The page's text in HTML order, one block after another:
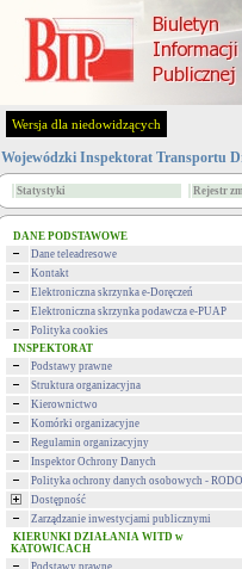
Wersja dla niedowidzących
Wojewódzki Inspektorat Transportu
Statystyki Rejestr
DANE PODSTAWOWE
Dane teleadresowe
Kontakt
Elektroniczna skrzynka e-Doręczeń
Elektroniczna skrzynka podawcza e-PUAP
Polityka cookies
INSPEKTORAT
Podstawy prawne
Struktura organizacyjna
Kierownictwo
Komórki organizacyjne
Regulamin organizacyjny
Inspektor Ochrony Danych
Polityka ochrony danych osobowych - RODO
Dostępność
Zarządzanie inwestycjami publicznymi
KIERUNKI DZIAŁANIA WITD w
KATOWICACH
Podstawy prawne